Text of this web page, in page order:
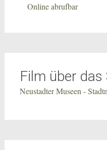
Online abrufbar
Film über
Neustadter Museen -